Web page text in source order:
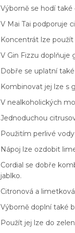
Výborně se hodí
V Mai Tai podporuje
Koncentrát lze
V Gin Fizzu doplňuje
Dobře se uplatní
Kombinovat jej lze s
V nealkoholických
Jednoduchou
Použitím perlivé
Nápoj lze ozdobit
Cordial se dobře
jablko.
Citronová a
Výborně doplní také
Použít jej lze do